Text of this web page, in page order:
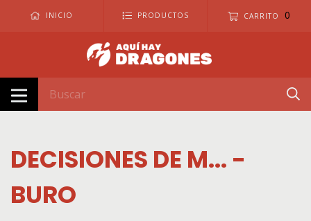
INICIO PRODUCTOS CARRITO 0
DECISIONES DE M... -
BURO